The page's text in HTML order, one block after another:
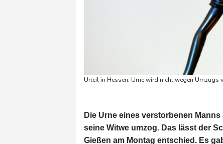
Urteil in Hessen: Urne wird nicht wegen
Die Urne eines verstorbenen
seine Witwe umzog. Das lässt der
Gießen am Montag entschied. Es